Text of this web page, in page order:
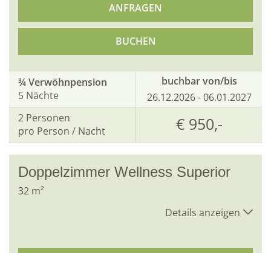
ANFRAGEN
BUCHEN
¾ Verwöhnpension
5 Nächte
buchbar von/bis
26.12.2026 - 06.01.2027
2 Personen
pro Person / Nacht
€ 950,-
Doppelzimmer Wellness Superior
32 m²
Details anzeigen